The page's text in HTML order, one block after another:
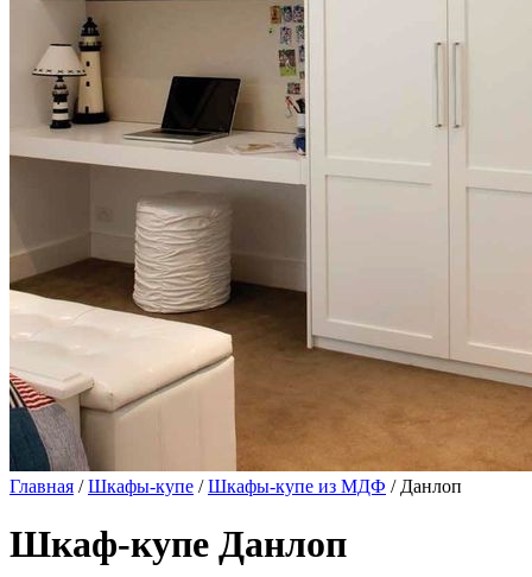
Главная /Шкафы-купе /Шкафы-купе из МДФ / Данлоп
Шкаф-купе Данлоп